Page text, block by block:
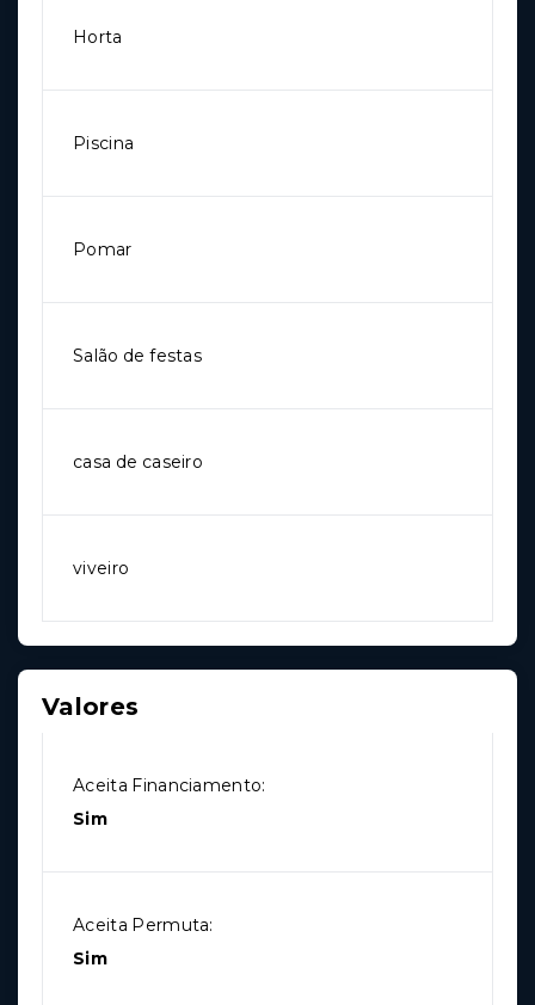
Horta
Piscina
Pomar
Salão de festas
casa de caseiro
viveiro
Valores
Aceita Financiamento:
Sim
Aceita Permuta:
Sim